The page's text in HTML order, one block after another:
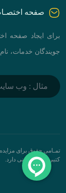
صفحه
برای ایجاد صفحه
جویندگان خدمات،
تمـامی حقوق برای
کتبی پیگرد قانونی دارد.